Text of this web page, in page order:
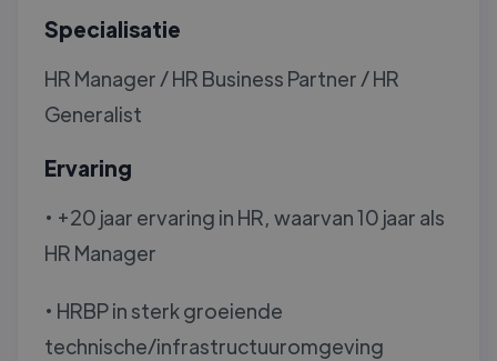
Specialisatie
HR Manager / HR Business Partner / HR
Generalist
Ervaring
• +20 jaar ervaring in HR, waarvan 10 jaar als
HR Manager
• HRBP in sterk groeiende
technische/infrastructuuromgeving